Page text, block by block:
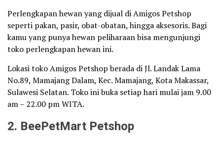
Perlengkapan hewan yang dijual di Amigos Petshop
seperti pakan, pasir, obat-obatan, hingga aksesoris. Bagi
kamu yang punya hewan peliharaan bisa mengunjungi
toko perlengkapan hewan ini.
Lokasi toko Amigos Petshop berada di Jl. Landak Lama
No.89, Mamajang Dalam, Kec. Mamajang, Kota Makassar,
Sulawesi Selatan. Toko ini buka setiap hari mulai jam 9.00
am – 22.00 pm WITA.
2. BeePetMart Petshop